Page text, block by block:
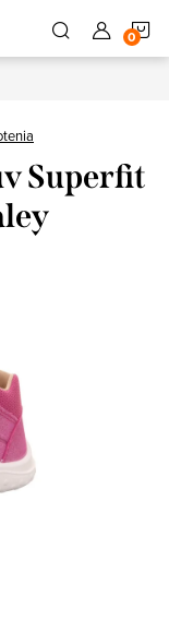
Superfit